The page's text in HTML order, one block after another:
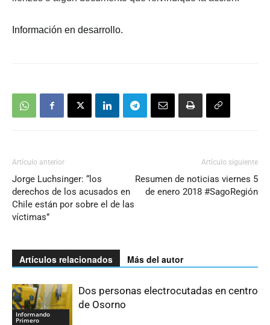
Información en desarrollo.
Artículo anterior
Jorge Luchsinger: “los
derechos de los acusados en
Chile están por sobre el de las
víctimas”
Artículo siguiente
Resumen de noticias viernes 5
de enero 2018 #SagoRegión
Artículos relacionados Más del autor
Informando
Primero
Dos personas electrocutadas en centro
de Osorno